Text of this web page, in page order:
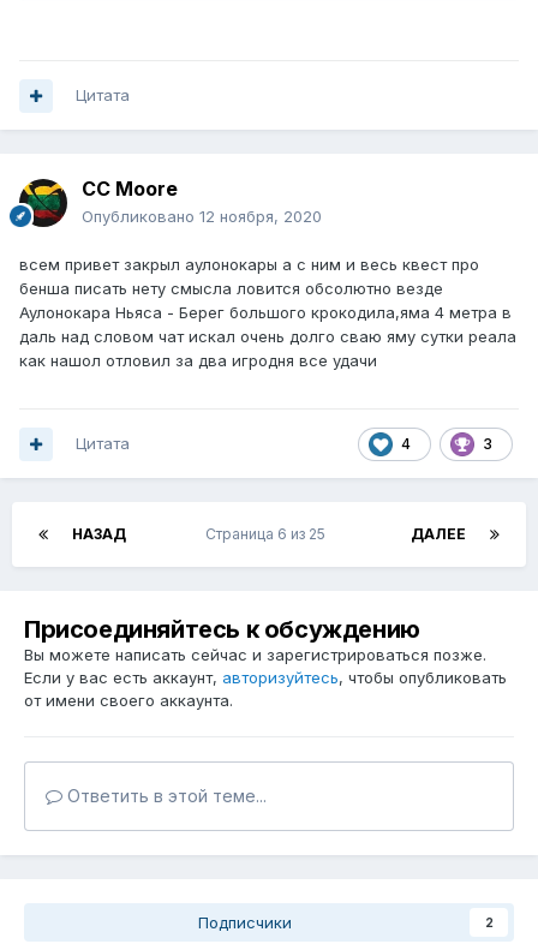
Цитата
CC Moore
Опубликовано 12 ноября, 2020
всем привет закрыл аулонокары а с ним и весь квест про
бенша писать нету смысла ловится обсолютно везде
Аулонокара Ньяса - Берег большого крокодила,яма 4 метра в
даль над словом чат искал очень долго сваю яму сутки реала
как нашол отловил за два игродня все удачи
4 3
Цитата
НАЗАД ДАЛЕЕ
Страница 6 из 25
Присоединяйтесь к обсуждению
Вы можете написать сейчас и зарегистрироваться позже.
Если у вас есть аккаунт, авторизуйтесь, чтобы опубликовать
от имени своего аккаунта.
Ответить в этой теме...
Подписчики 2